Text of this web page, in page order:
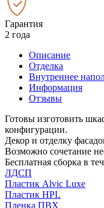
Гарантия
2 года
Описание
Отделка
Внутреннее
Информация
Отзывы
Готовы изготовить
конфигурации.
Декор и отделку
Возможно сочетание
Бесплатная сборка в
ЛДСП
Пластик Alvic Luxe
Пластик HPL
Пленка ПВХ